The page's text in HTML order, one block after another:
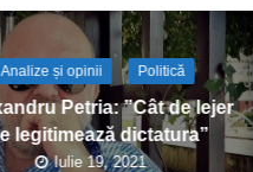
Analize și opinii Politică
Petria: ”Cât de lejer
legitimează dictatura”
Iulie 19, 2021